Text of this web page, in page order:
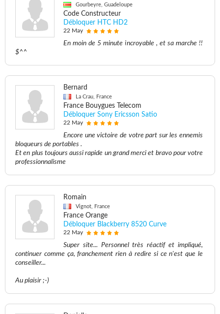
Gourbeyre, Guadeloupe
Code Constructeur
Débloquer HTC HD2
22 May
En moin de 5 minute incroyable , et sa marche !!
$^^
Bernard
La Crau, France
France Bouygues Telecom
Débloquer Sony Ericsson Satio
22 May
Encore une victoire de votre part sur les ennemis
bloqueurs de portables .
Et en plus toujours aussi rapide un grand merci et bravo pour votre
professionnalisme
Romain
Vignot, France
France Orange
Débloquer Blackberry 8520 Curve
22 May
Super site... Personnel très réactif et impliqué,
continuer comme ça, franchement rien à redire si ce n'est que le
conseiller...
Au plaisir ;-)